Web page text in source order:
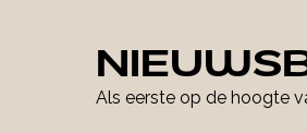
Als eerste op de hoogte